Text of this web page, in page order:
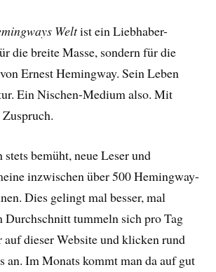
Weltist ein Liebhaber-
die breite Masse, sondern für die
Ernest Hemingway. Sein Leben
Ein Nischen-Medium also. Mit
bemüht, neue Leser und
inzwischen über 500 Hemingway-
Dies gelingt mal besser, mal
Durchschnitt tummeln sich pro Tag
auf dieser Website und klicken rund
an. Im Monats kommt man da auf gut